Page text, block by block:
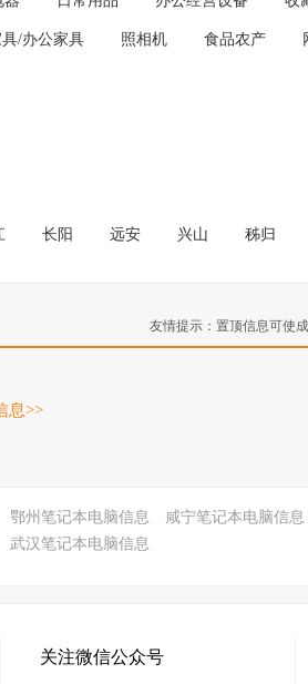
/办公家具 照相机 食品农产
长阳 远安 兴山 秭归
友情提示：置顶信息可使
息>>
鄂州笔记本电脑信息 咸宁笔记本电脑信息
武汉笔记本电脑信息
关注微信公众号